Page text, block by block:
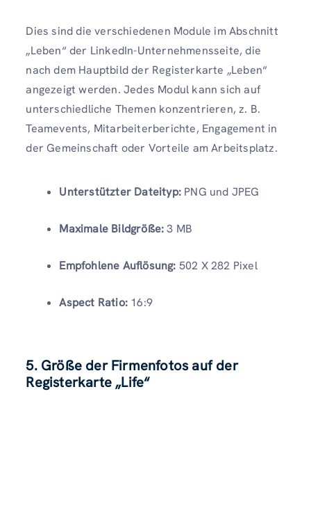
Dies sind die verschiedenen Module im Abschnitt
„Leben“ der LinkedIn-Unternehmensseite, die
nach dem Hauptbild der Registerkarte „Leben“
angezeigt werden. Jedes Modul kann sich auf
unterschiedliche Themen konzentrieren, z. B.
Teamevents, Mitarbeiterberichte, Engagement in
der Gemeinschaft oder Vorteile am Arbeitsplatz.
Unterstützter Dateityp: PNG und JPEG
Maximale Bildgröße:3 MB
Empfohlene Auflösung: 502 X 282 Pixel
Aspect Ratio: 16:9
5. Größe der Firmenfotos auf der
Registerkarte „Life“